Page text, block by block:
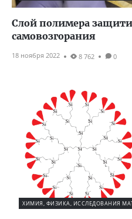
Слой полимера
самовозгорания
18 ноября 2022 8 762 0
ХИМИЯ, ФИЗИКА, ИССЛЕДОВАНИЯ